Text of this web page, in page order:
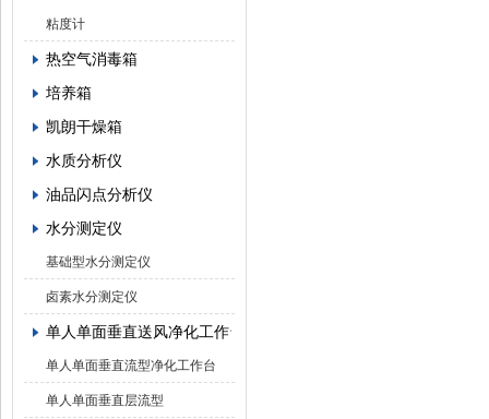
粘度计
热空气消毒箱
培养箱
凯朗干燥箱
水质分析仪
油品闪点分析仪
水分测定仪
基础型水分测定仪
卤素水分测定仪
单人单面垂直送风净化工作台
单人单面垂直流型净化工作台
单人单面垂直层流型